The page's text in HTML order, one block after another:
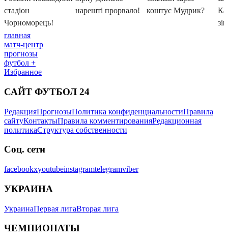
главная
матч-центр
прогнозы
футбол +
Избранное
САЙТ ФУТБОЛ 24
РедакцияПрогнозыПолитика конфиденциальностиПравила
сайтуКонтактыПравила комментированияРедакционная
политикаСтруктура собственности
Соц. сети
facebookxyoutubeinstagramtelegramviber
УКРАИНА
УкраинаПервая лигаВторая лига
ЧЕМПИОНАТЫ